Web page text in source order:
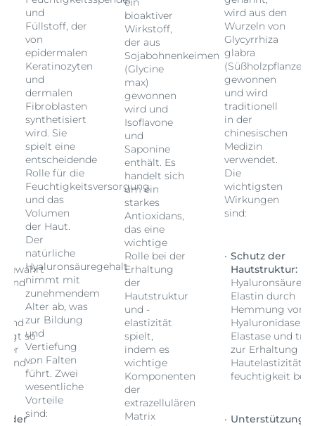
Bewahrt
und
und
so
und -
der
und
Füllstoff, der
von
epidermalen
Keratinozyten
und
dermalen
Fibroblasten
synthetisiert
wird. Sie
spielt eine
entscheidende
Rolle für die
Feuchtigkeitsversorgung
und das
Volumen
der Haut.
Der
natürliche
Hyaluronsäuregehalt
nimmt mit
zunehmendem
Alter ab, was
zur Bildung
und
Vertiefung
von Falten
führt. Zwei
wesentliche
Vorteile
sind:
bioaktiver
Wirkstoff,
der aus
Sojabohnenkeimen
(Glycine
max)
gewonnen
wird und
Isoflavone
und
Saponine
enthält. Es
handelt sich
um ein
starkes
Antioxidans,
das eine
wichtige
Rolle bei der
Erhaltung
der
Hautstruktur
und -
elastizität
spielt,
indem es
wichtige
Komponenten
der
extrazellulären
Matrix
wird aus den
Wurzeln von
Glycyrrhiza
glabra
(Süßholzpflanze)
gewonnen
und wird
traditionell
in der
chinesischen
Medizin
verwendet.
Die
wichtigsten
Wirkungen
sind:
Schutz der
Hautstruktur:
Hyaluronsäure
Elastin durch
Hemmung von
Hyaluronidase
Elastase und
zur Erhaltung
Hautelastizität
feuchtigkeit bei.
Unterstützung